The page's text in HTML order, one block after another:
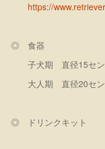
https://
◎ 食器
子犬期 直径15セン
大人期 直径20セン
◎ ドリンクキット